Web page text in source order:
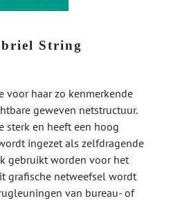
String
voor haar zo kenmerkende
geweven netstructuur.
sterk en heeft een hoog
ingezet als zelfdragende
gebruikt worden voor het
grafische netweefsel wordt
van bureau- of